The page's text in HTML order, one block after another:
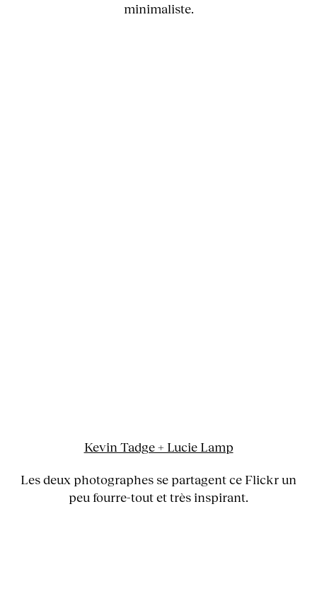
minimaliste.
Kevin Tadge + Lucie Lamp
Les deux photographes se partagent ce Flickr un
peu fourre-tout et très inspirant.